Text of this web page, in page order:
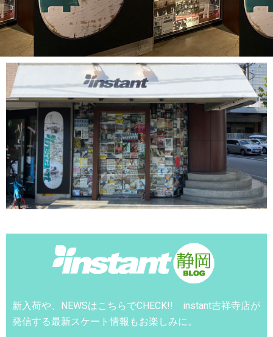
新入荷や、NEWSはこちらでCHECK!! instant吉祥寺店が
発信する最新スケート情報もお楽しみに。